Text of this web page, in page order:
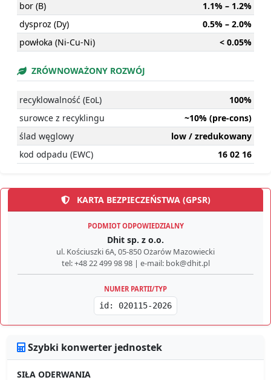
bor (B)
1.1% – 1.2%
dysproz (Dy)
0.5% – 2.0%
powłoka (Ni-Cu-Ni)
< 0.05%
ZRÓWNOWAŻONY ROZWÓJ
recyklowalność (EoL)
100%
surowce z recyklingu
~10% (pre-cons)
ślad węglowy
low / zredukowany
kod odpadu (EWC)
16 02 16
KARTA BEZPIECZEŃSTWA (GPSR)
PODMIOT ODPOWIEDZIALNY
Dhit sp. z o.o.
ul. Kościuszki 6A, 05-850 Ożarów Mazowiecki
tel: +48 22 499 98 98 | e-mail: bok@dhit.pl
NUMER PARTII/TYP
id: 020115-2026
Szybki konwerter jednostek
SIŁA ODERWANIA